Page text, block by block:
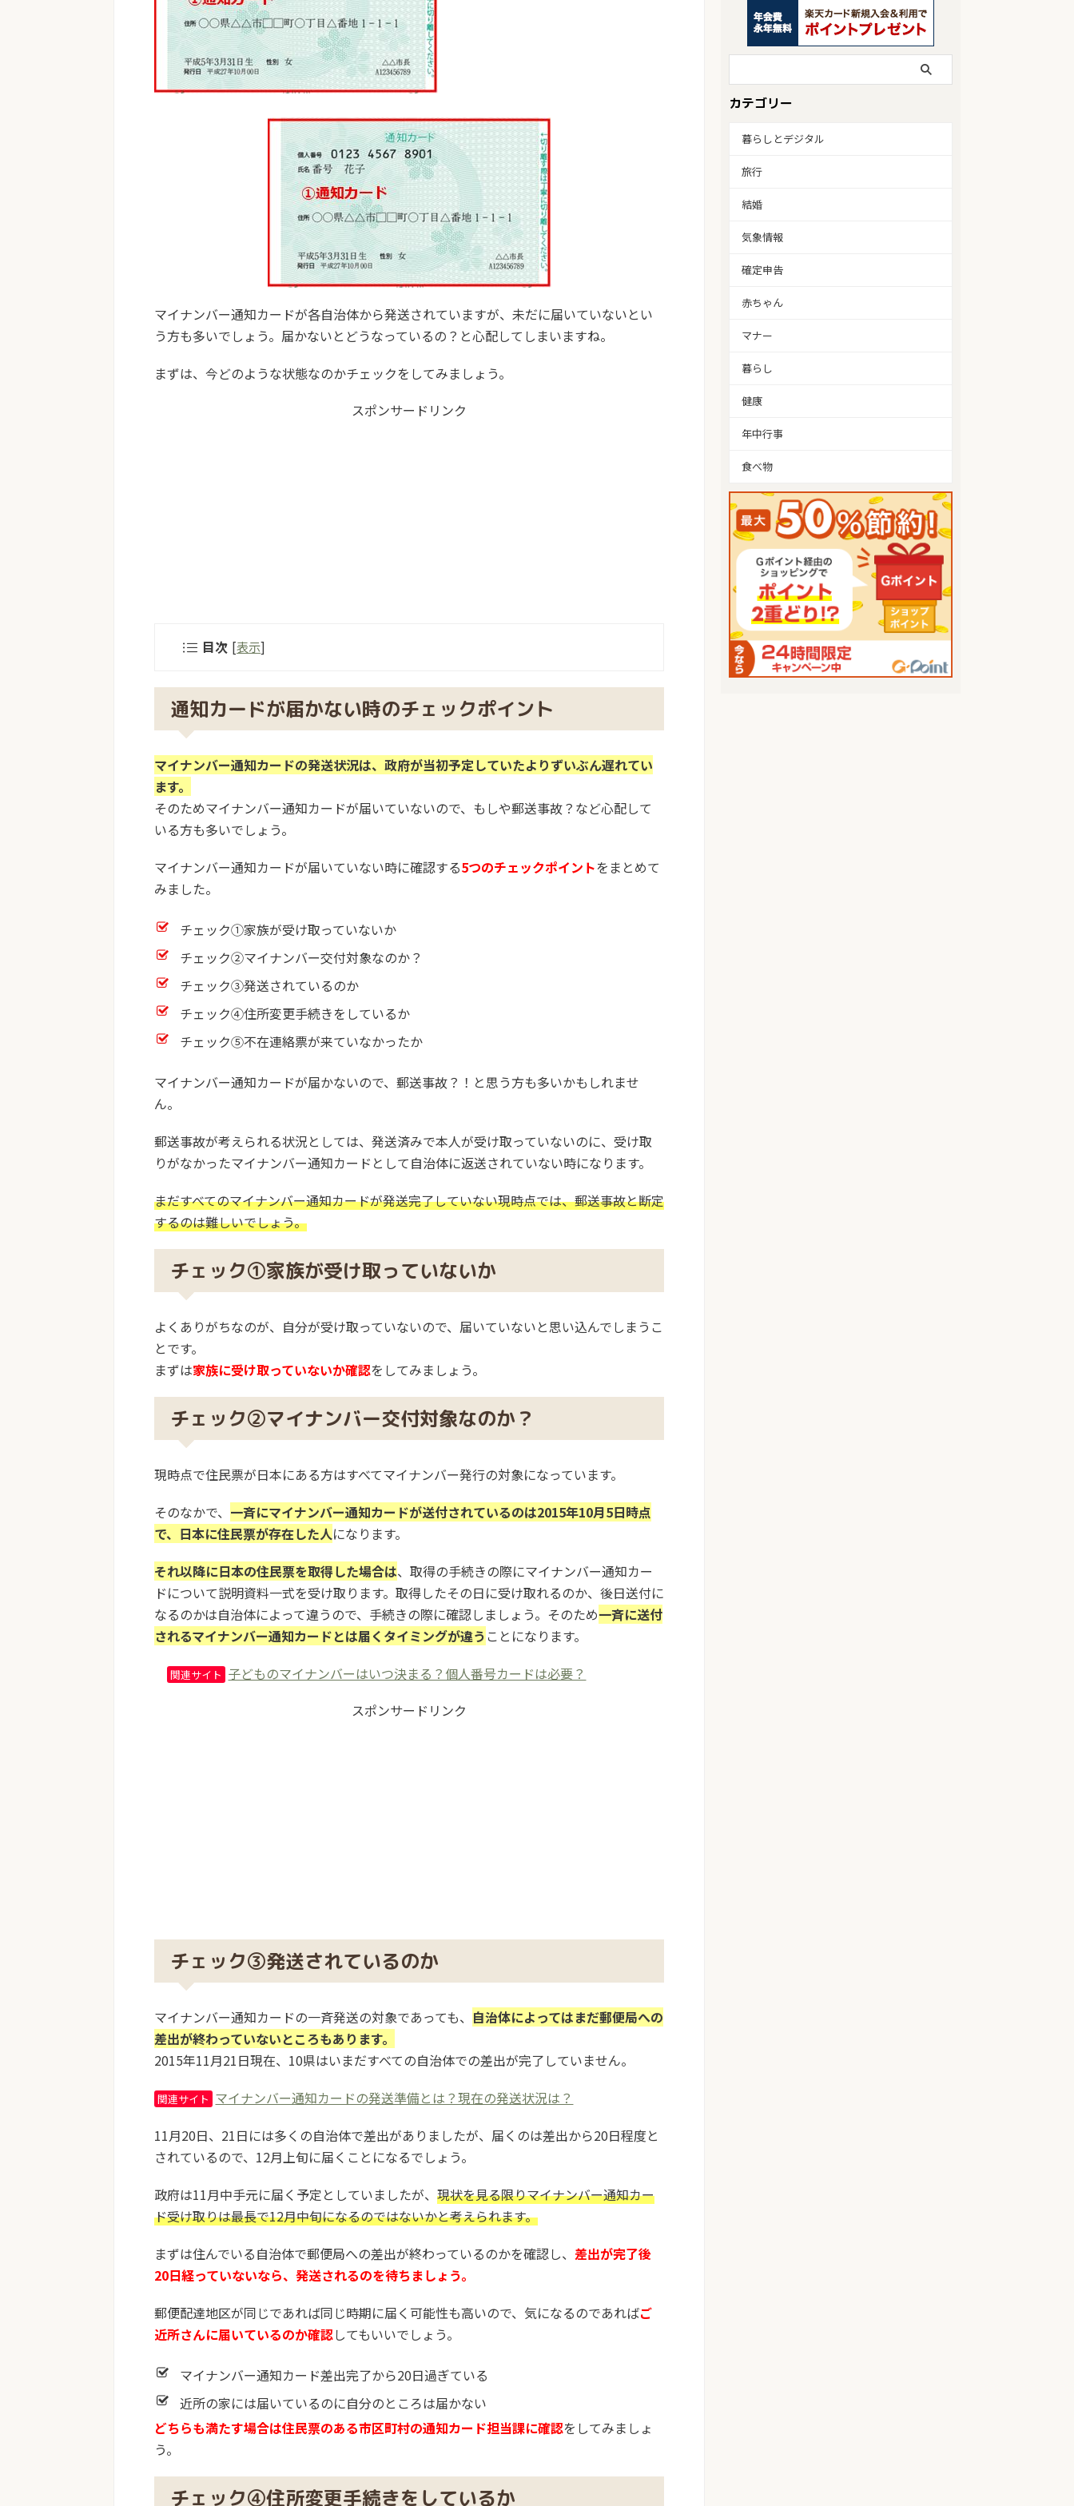
マイナンバー通知カードが各自治体から発送されていますが、未だに届いていないとい
う方も多いでしょう。届かないとどうなっているの？と心配してしまいますね。
まずは、今どのような状態なのかチェックをしてみましょう。
スポンサードリンク
目次 [表示]
通知カードが届かない時のチェックポイント
マイナンバー通知カードの発送状況は、政府が当初予定していたよりずいぶん遅れてい
ます。
そのためマイナンバー通知カードが届いていないので、もしや郵送事故？など心配して
いる方も多いでしょう。
マイナンバー通知カードが届いていない時に確認する5つのチェックポイントをまとめて
みました。
チェック①家族が受け取っていないか
チェック②マイナンバー交付対象なのか？
チェック③発送されているのか
チェック④住所変更手続きをしているか
チェック⑤不在連絡票が来ていなかったか
マイナンバー通知カードが届かないので、郵送事故？！と思う方も多いかもしれませ
ん。
郵送事故が考えられる状況としては、発送済みで本人が受け取っていないのに、受け取
りがなかったマイナンバー通知カードとして自治体に返送されていない時になります。
まだすべてのマイナンバー通知カードが発送完了していない現時点では、郵送事故と断定
するのは難しいでしょう。
チェック①家族が受け取っていないか
よくありがちなのが、自分が受け取っていないので、届いていないと思い込んでしまうこ
とです。
まずは家族に受け取っていないか確認をしてみましょう。
チェック②マイナンバー交付対象なのか？
現時点で住民票が日本にある方はすべてマイナンバー発行の対象になっています。
そのなかで、 一斉にマイナンバー通知カードが送付されているのは2015年10月5日時点
で、日本に住民票が存在した人になります。
それ以降に日本の住民票を取得した場合は、取得の手続きの際にマイナンバー通知カー
ドについて説明資料一式を受け取ります。取得したその日に受け取れるのか、後日送付に
なるのかは自治体によって違うので、手続きの際に確認しましょう。そのため一斉に送付
されるマイナンバー通知カードとは届くタイミングが違う ことになります。
関連サイト 子どものマイナンバーはいつ決まる？個人番号カードは必要？
スポンサードリンク
チェック③発送されているのか
マイナンバー通知カードの一斉発送の対象であっても、 自治体によってはまだ郵便局への
差出が終わっていないところもあります。
2015年11月21日現在、10県はいまだすべての自治体での差出が完了していません。
関連サイト マイナンバー通知カードの発送準備とは？現在の発送状況は？
11月20日、21日には多くの自治体で差出がありましたが、届くのは差出から20日程度と
されているので、12月上旬に届くことになるでしょう。
政府は11月中手元に届く予定としていましたが、 現状を見る限りマイナンバー通知カー
ド受け取りは最長で12月中旬になるのではないかと考えられます。
まずは住んでいる自治体で郵便局への差出が終わっているのかを確認し、 差出が完了後
20日経っていないなら、発送されるのを待ちましょう。
郵便配達地区が同じであれば同じ時期に届く可能性も高いので、気になるのであればご
近所さんに届いているのか確認してもいいでしょう。
マイナンバー通知カード差出完了から20日過ぎている
近所の家には届いているのに自分のところは届かない
どちらも満たす場合は住民票のある市区町村の通知カード担当課に確認をしてみましょ
う。
チェック④住所変更手続きをしているか
カテゴリー
暮らしとデジタル
旅行
結婚
気象情報
確定申告
赤ちゃん
マナー
暮らし
健康
年中行事
食べ物